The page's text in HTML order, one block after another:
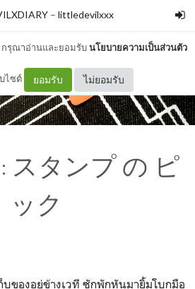
กรุณาอ่านและยอมรับนโยบายความเป็นส่วนตัว
ไซต์ ยอมรับ ไม่ยอมรับ
– littledevilxxx
スタンプ の ピ
ック
ของอยู่ข้างเวที ซักพักหันมายิ้มโบกมือ